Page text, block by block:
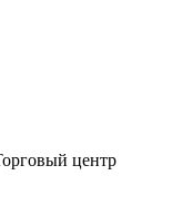
центр